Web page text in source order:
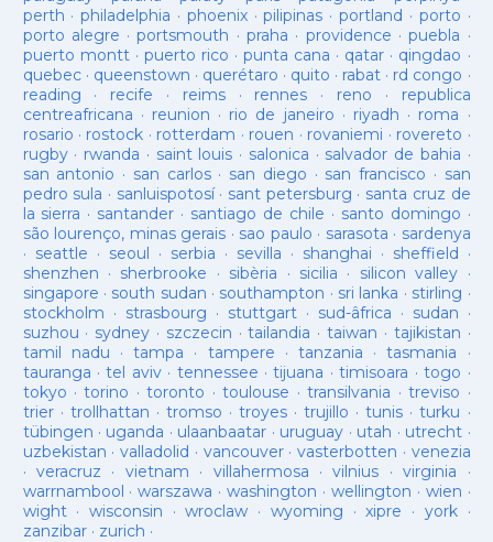
perth ·philadelphia · phoenix·pilipinas ·portland · porto ·
porto alegre ·portsmouth ·praha · providence ·puebla ·
puerto montt· puerto rico ·punta cana · qatar · qingdao ·
quebec· queenstown · querétaro · quito · rabat · rd congo ·
reading · recife · reims· rennes · reno · republica
centreafricana · reunion · rio de janeiro · riyadh · roma ·
rosario · rostock · rotterdam · rouen · rovaniemi · rovereto ·
rugby· rwanda · saint louis · salonica · salvador de bahia ·
san antonio · san carlos· san diego · san francisco · san
pedro sula · sanluispotosí· sant petersburg · santa cruz de
la sierra · santander · santiago de chile · santo domingo ·
são lourenço, minas gerais · sao paulo · sarasota · sardenya
· seattle · seoul · serbia · sevilla · shanghai · sheffield ·
shenzhen · sherbrooke · sibèria · sicilia · silicon valley ·
singapore · south sudan · southampton · sri lanka · stirling ·
stockholm · strasbourg · stuttgart· sud-âfrica · sudan ·
suzhou · sydney · szczecin ·tailandia ·taiwan · tajikistan ·
tamil nadu ·tampa · tampere · tanzania ·tasmania ·
tauranga ·tel aviv· tennessee ·tijuana ·timisoara ·togo ·
tokyo ·torino ·toronto ·toulouse ·transilvania ·treviso ·
trier· trollhattan · tromso · troyes·trujillo ·tunis ·turku ·
tübingen · uganda · ulaanbaatar · uruguay · utah · utrecht ·
uzbekistan · valladolid · vancouver· vasterbotten · venezia
· veracruz · vietnam · villahermosa ·vilnius ·virginia ·
warrnambool ·warszawa ·washington · wellington · wien ·
wight· wisconsin ·wroclaw · wyoming ·xipre · york·
zanzibar· zurich ·